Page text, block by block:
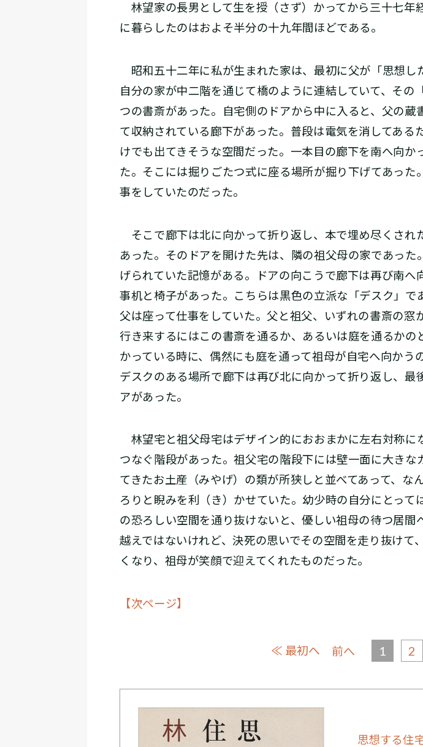
林望家の長男として生を授（さず）かってから三十七年
に暮らしたのはおよそ半分の十九年間ほどである。
昭和五十二年に私が生まれた家は、最初に父が「思想し
自分の家が中二階を通じて橋のように連結していて、そ
つの書斎があった。自宅側のドアから中に入ると、父の
て収納されている廊下があった。普段は電気を消してあ
けでも出てきそうな空間だった。一本目の廊下を南へ向
た。そこには掘りごたつ式に座る場所が掘り下げてあっ
事をしていたのだった。
そこで廊下は北に向かって折り返し、本で埋め尽くされ
あった。そのドアを開けた先は、隣の祖父母の家であっ
げられていた記憶がある。ドアの向こうで廊下は再び南
事机と椅子があった。こちらは黒色の立派な「デスク」
父は座って仕事をしていた。父と祖父、いずれの書斎の
行き来するにはこの書斎を通るか、あるいは庭を通るか
かっている時に、偶然にも庭を通って祖母が自宅へ向か
デスクのある場所で廊下は再び北に向かって折り返し、
アがあった。
林望宅と祖父母宅はデザイン的におおまかに左右対称に
つなぐ階段があった。祖父宅の階段下には壁一面に大き
てきたお土産（みやげ）の類が所狭しと並べてあって、
ろりと睨みを利（き）かせていた。幼少時の自分にとっ
の恐ろしい空間を通り抜けないと、優しい祖母の待つ居
越えではないけれど、決死の思いでその空間を走り抜け
くなり、祖母が笑顔で迎えてくれたものだった。
【次ページ】
≪ 最初へ 前へ 1 2
思想する住